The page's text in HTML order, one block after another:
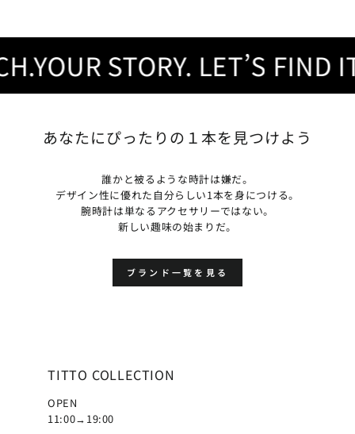
STORY. LET’S FIND IT.
あなたにぴったりの１本を見つけよう
誰かと被るような時計は嫌だ。
デザイン性に優れた自分らしい1本を身につける。
腕時計は単なるアクセサリーではない。
新しい趣味の始まりだ。
ブランド一覧を見る
TITTO COLLECTION
OPEN
11:00→19:00